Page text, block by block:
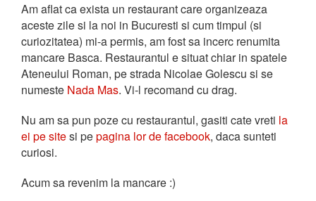
Am aflat ca exista un restaurant care organizeaza
aceste zile si la noi in Bucuresti si cum timpul (si
curiozitatea) mi-a permis, am fost sa incerc renumita
mancare Basca. Restaurantul e situat chiar in spatele
Ateneului Roman, pe strada Nicolae Golescu si se
numeste Nada Mas. Vi-l recomand cu drag.
Nu am sa pun poze cu restaurantul, gasiti cate vreti la
ei pe sitesi pepagina lor de facebook, daca sunteti
curiosi.
Acum sa revenim la mancare :)